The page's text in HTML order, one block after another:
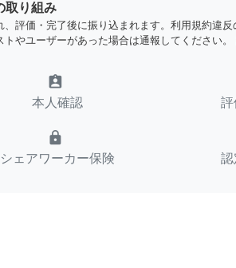
取り組み
評価・完了後に振り込まれます。利用規約違反
やユーザーがあった場合は通報してください。
assignment_ind
本人確認
lock
シェアワーカー保険